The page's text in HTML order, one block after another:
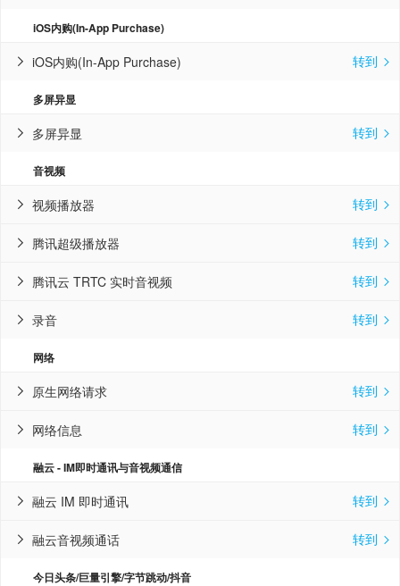
iOS内购(In-App Purchase)
iOS内购(In-App Purchase)
 转到 
多屏异显
多屏异显
 转到 
音视频
视频播放器
 转到 
腾讯超级播放器
 转到 
腾讯云 TRTC 实时音视频
 转到 
录音
 转到 
网络
原生网络请求
 转到 
网络信息
 转到 
融云 - IM即时通讯与音视频通信
融云 IM 即时通讯
 转到 
融云音视频通话
 转到 
今日头条/巨量引擎/字节跳动/抖音